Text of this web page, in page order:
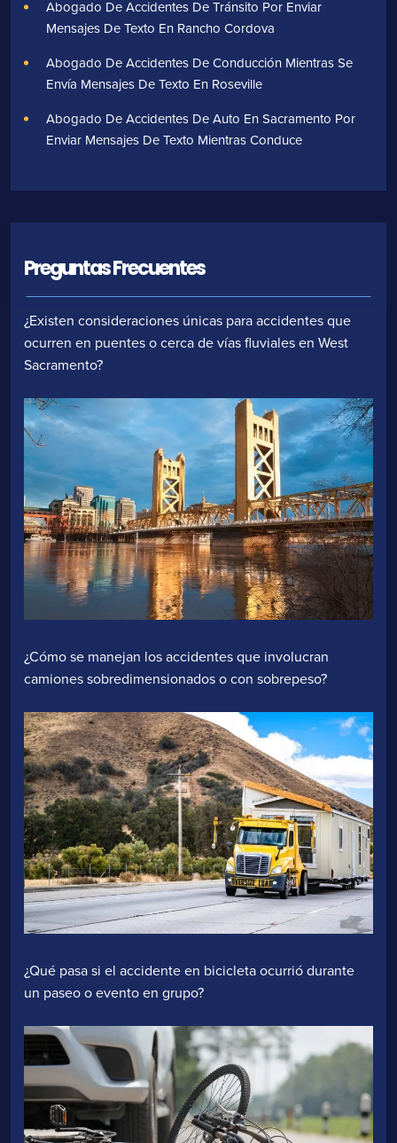
Abogado De Accidentes De Tránsito Por Enviar
Mensajes De Texto En Rancho Cordova
Abogado De Accidentes De Conducción Mientras Se
Envía Mensajes De Texto En Roseville
Abogado De Accidentes De Auto En Sacramento Por
Enviar Mensajes De Texto Mientras Conduce
Preguntas Frecuentes
¿Existen consideraciones únicas para accidentes que
ocurren en puentes o cerca de vías fluviales en West
Sacramento?
¿Cómo se manejan los accidentes que involucran
camiones sobredimensionados o con sobrepeso?
¿Qué pasa si el accidente en bicicleta ocurrió durante
un paseo o evento en grupo?